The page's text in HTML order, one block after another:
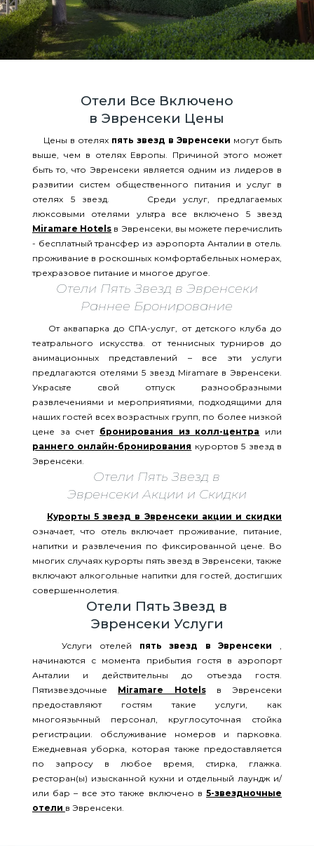
Отели Все Включено
в Эвренсеки Цены
Цены в отелях пять звезд в Эвренсеки могут быть
выше, чем в отелях Европы. Причиной этого может
быть то, что Эвренсеки является одним из лидеров в
развитии систем общественного питания и услуг в
отелях 5 звезд. Среди услуг, предлагаемых
люксовыми отелями ультра все включено 5 звезд
Miramare Hotels в Эвренсеки, вы можете перечислить
- бесплатный трансфер из аэропорта Анталии в отель.
проживание в роскошных комфортабельных номерах,
трехразовое питание и многое другое.
Отели Пять Звезд в Эвренсеки
Раннее Бронирование
От аквапарка до СПА-услуг, от детского клуба до
театрального искусства. от теннисных турниров до
анимационных представлений – все эти услуги
предлагаются отелями 5 звезд Miramare в Эвренсеки.
Украсьте свой отпуск разнообразными
развлечениями и мероприятиями, подходящими для
наших гостей всех возрастных групп, по более низкой
цене за счет бронирования из колл-центра или
раннего онлайн-бронирования курортов 5 звезд в
Эвренсеки.
Отели Пять Звезд в
Эвренсеки Акции и Скидки
Курорты 5 звезд в Эвренсеки акции и скидки
означает, что отель включает проживание, питание,
напитки и развлечения по фиксированной цене. Во
многих случаях курорты пять звезд в Эвренсеки, также
включают алкогольные напитки для гостей, достигших
совершеннолетия.
Отели Пять Звезд в
Эвренсеки Услуги
Услуги отелей пять звезд в Эвренсеки
начинаются с момента прибытия гостя в аэропорт
Анталии и действительны до отъезда гостя.
Пятизвездочные Miramare Hotelsв Эвренсеки
предоставляют гостям такие услуги, как
многоязычный персонал, круглосуточная стойка
регистрации. обслуживание номеров и парковка.
Ежедневная уборка, которая также предоставляется
по запросу в любое время, стирка, глажка.
ресторан(ы) изысканной кухни и отдельный лаундж и/
или бар – все это также включено в5-звездночные
отели в Эвренсеки.